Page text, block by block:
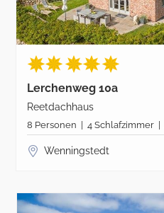
Lerchenweg 10a
Reetdachhaus
8 Personen | 4 Schlafzimmer
Wenningstedt